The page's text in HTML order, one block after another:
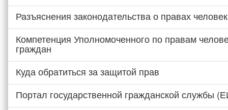
Разъяснения законодательства о правах
Компетенция Уполномоченного по правам
граждан
Куда обратиться за защитой прав
Портал государственной гражданской службы